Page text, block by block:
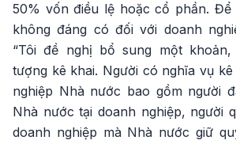
50% vốn điều lệ hoặc cổ phần.
không đáng có đối với doanh
“Tôi đề nghị bổ sung một
tượng kê khai. Người có nghĩa vụ
nghiệp Nhà nước bao gồm người
Nhà nước tại doanh nghiệp, người
doanh nghiệp mà Nhà nước giữ